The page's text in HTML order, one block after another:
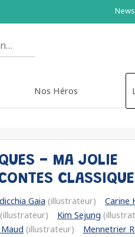
Nos Héros
- MA JOLIE
Gaia (illustrateur)
Carine
(illustrateur) Kim Sejung
(illustrateur)
Mennetrier